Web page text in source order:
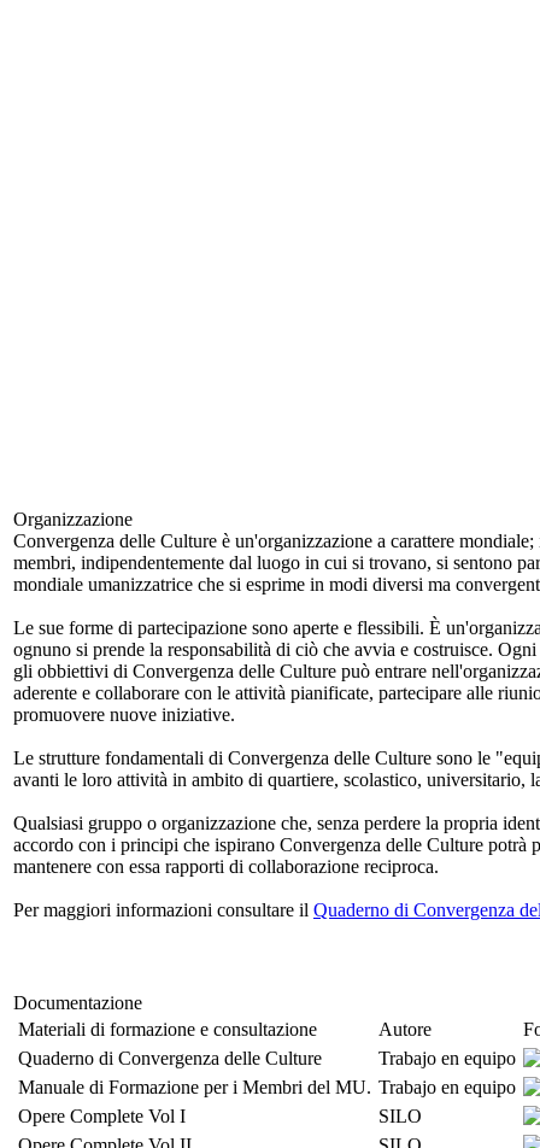
Organizzazione
Convergenza delle Culture è un'organizzazione a carattere mondiale;
membri, indipendentemente dal luogo in cui si trovano, si sentono
mondiale umanizzatrice che si esprime in modi diversi ma
Le sue forme di partecipazione sono aperte e flessibili. È
ognuno si prende la responsabilità di ciò che avvia e costruisce.
gli obbiettivi di Convergenza delle Culture può entrare
aderente e collaborare con le attività pianificate, partecipare alle
promuovere nuove iniziative.
Le strutture fondamentali di Convergenza delle Culture sono le
avanti le loro attività in ambito di quartiere, scolastico, universitario,
Qualsiasi gruppo o organizzazione che, senza perdere la propria
accordo con i principi che ispirano Convergenza delle Culture potrà
mantenere con essa rapporti di collaborazione reciproca.
Per maggiori informazioni consultare il Quaderno di Convergenza
Documentazione
Materiali di formazione e consultazione
Autore
Quaderno di Convergenza delle Culture
Trabajo en equipo
Manuale di Formazione per i Membri del MU. Trabajo en equipo
Opere Complete Vol I
SILO